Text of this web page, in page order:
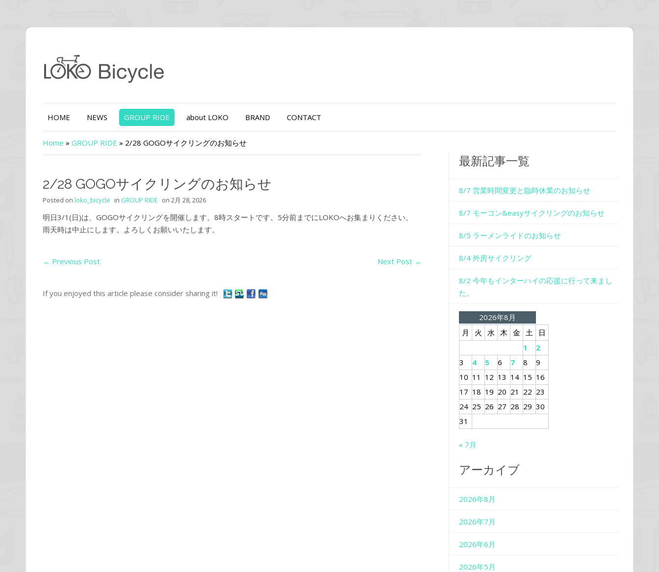
HOME NEWS GROUP RIDE about LOKO BRAND CONTACT
Home » GROUP RIDE » 2/28 GOGOサイクリングのお知らせ
2/28 GOGOサイクリングのお知らせ
Posted on loko_bicycle in GROUP RIDE on 2月 28, 2026
明日3/1(日)は、GOGOサイクリングを開催します。8時スタートです。5分前までにLOKOへお集まりください。
雨天時は中止にします。よろしくお願いいたします。
← Previous Post Next Post →
If you enjoyed this article please consider sharing it!
最新記事一覧
8/7 営業時間変更と臨時休業のお知らせ
8/7 モーコン&easyサイクリングのお知らせ
8/5 ラーメンライドのお知らせ
8/4 外房サイクリング
8/2 今年もインターハイの応援に行って来まし
た。
2026年8月
月
火 水 木 金 土
日
1
2
3
4 5 6 7 8
9
10 11 12 13 14 15 16
17 18 19 20 21 22 23
24 25 26 27 28 29 30
31
« 7月
アーカイブ
2026年8月
2026年7月
2026年6月
2026年5月